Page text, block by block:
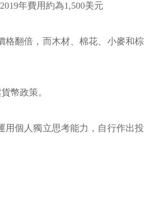
年費用約為1,500美元
格翻倍，而木材、棉花、小麥和棕
幣政策。
用個人獨立思考能力，自行作出投